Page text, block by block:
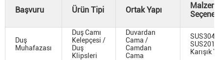
Başvuru Ürün Tipi Ortak Yapı
Duş
Muhafazası
Duş Camı
Kelepçesi /
Duş
Klipsleri
Duvardan
Cama /
Camdan
Cama
SUS304 /
SUS201 /
Karışık